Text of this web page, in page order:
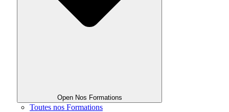
Open Nos Formations
Toutes nos Formations